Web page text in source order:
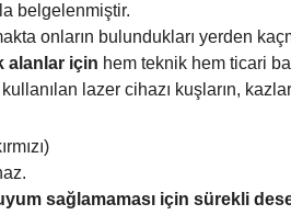
belgelenmiştir.
onların bulundukları yerden
alanlar için hem teknik hem ticari
lazer cihazı kuşların,
uyum sağlamaması için sürekli